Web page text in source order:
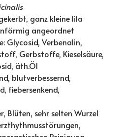
ganz kleine lila
angeordnet
Glycosid, Verbenalin,
Gerbstoffe, Kieselsäure,
äth.Öl
blutverbessernd,
fiebersenkend,
Blüten, sehr selten Wurzel